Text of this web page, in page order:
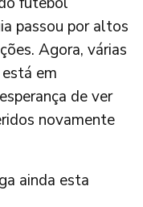
passou por altos
Agora, várias
em
de ver
novamente
ainda esta